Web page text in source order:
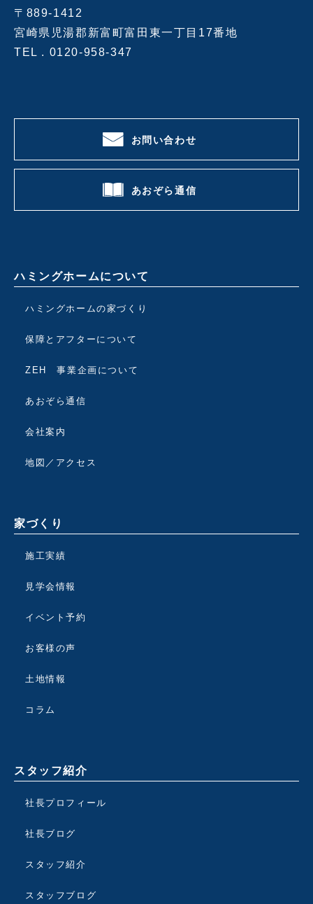
〒889-1412
宮崎県児湯郡新富町富田東一丁目17番地
TEL . 0120-958-347
お問い合わせ
あおぞら通信
ハミングホームについて
ハミングホームの家づくり
保障とアフターについて
ZEH 事業企画について
あおぞら通信
会社案内
地図／アクセス
家づくり
施工実績
見学会情報
イベント予約
お客様の声
土地情報
コラム
スタッフ紹介
社長プロフィール
社長ブログ
スタッフ紹介
スタッフブログ